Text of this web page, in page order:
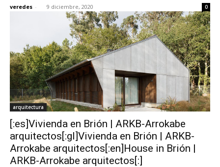
veredes - 9 diciembre, 2020 0
arquitectura
[:es]Vivienda en Brión | ARKB-Arrokabe
arquitectos[:gl]Vivienda en Brión | ARKB-
Arrokabe arquitectos[:en]House in Brión |
ARKB-Arrokabe arquitectos[:]